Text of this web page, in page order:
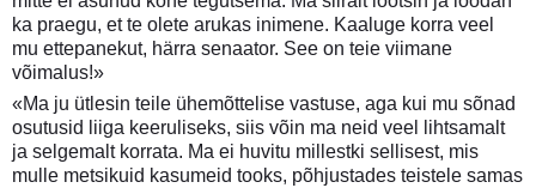
ka praegu, et te olete arukas inimene. Kaaluge korra veel
mu ettepanekut, härra senaator. See on teie viimane
võimalus!»
«Ma ju ütlesin teile ühemõttelise vastuse, aga kui mu sõnad
osutusid liiga keeruliseks, siis võin ma neid veel lihtsamalt
ja selgemalt korrata. Ma ei huvitu millestki sellisest, mis
mulle metsikuid kasumeid tooks, põhjustades teistele samas